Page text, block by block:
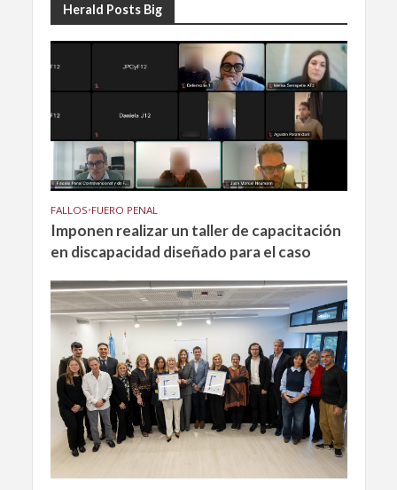
Herald Posts Big
FALLOS•FUERO PENAL
Imponen realizar un taller de capacitación
en discapacidad diseñado para el caso